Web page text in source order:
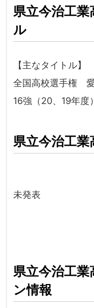
県立今治工
ル
【主なタイトル】
全国高校選手権
16強（20、19年度）
県立今治工業
未発表
県立今治工業
ン情報